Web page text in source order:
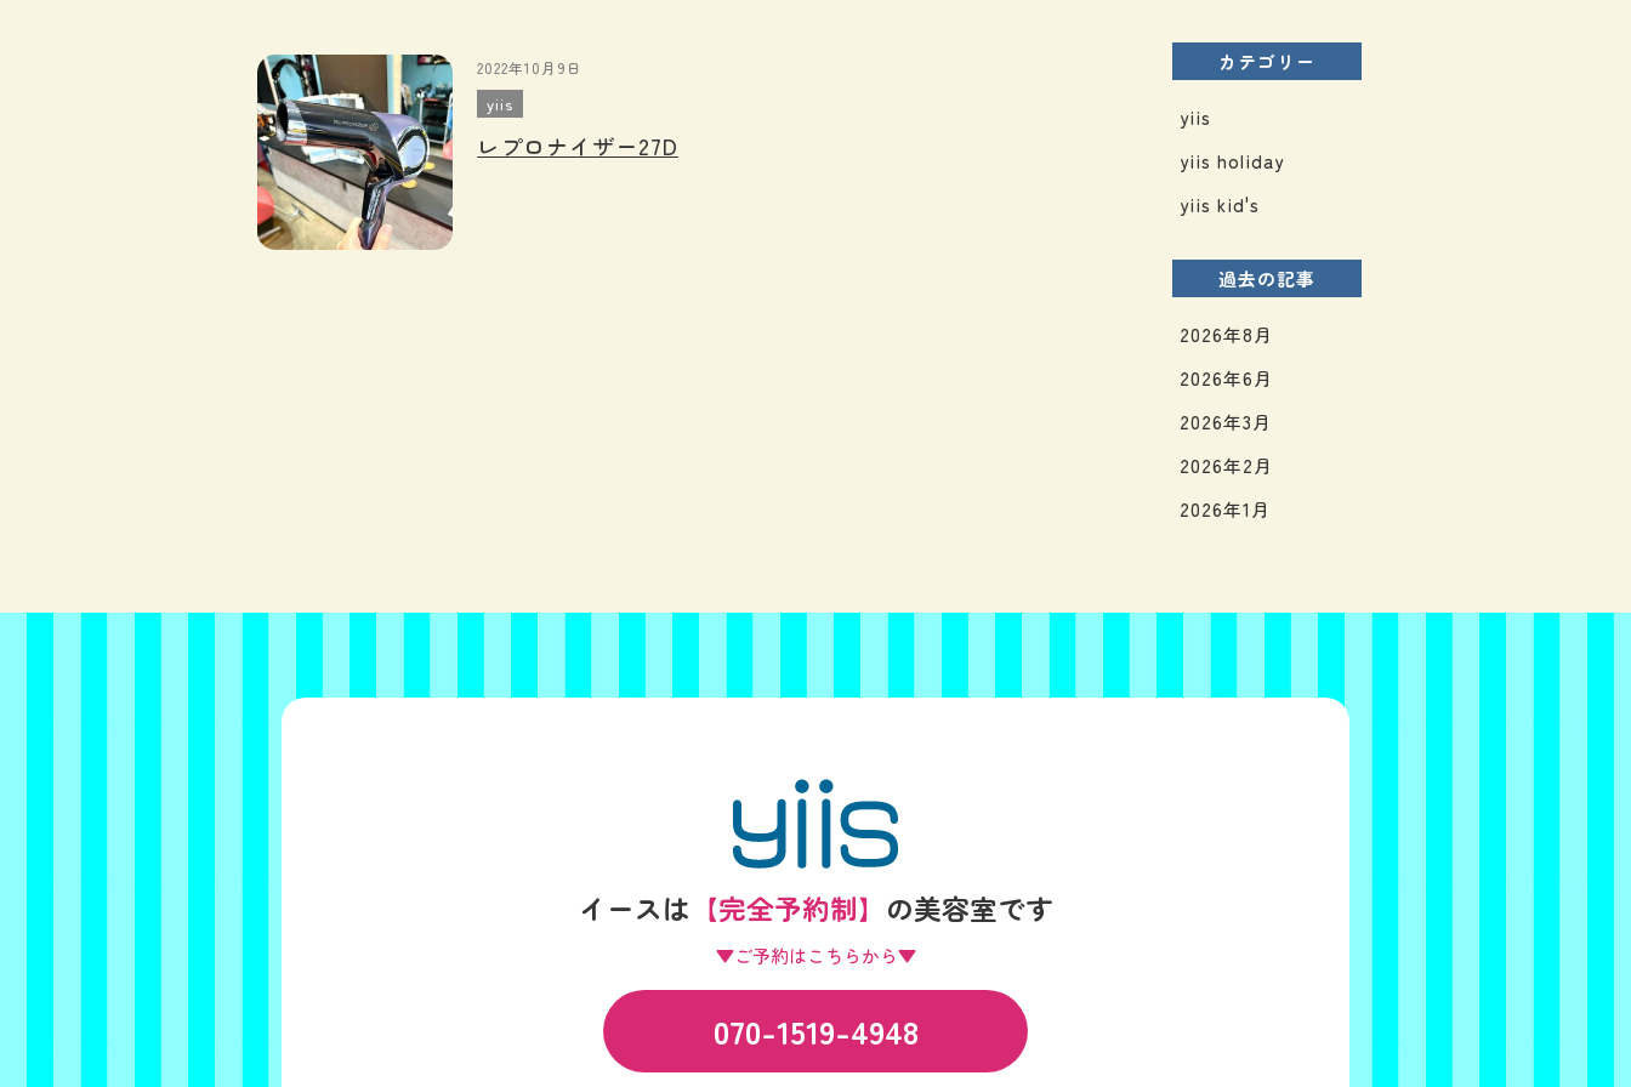
2022年10月9日
yiis
レプロナイザー27D
カテゴリー
yiis
yiis holiday
yiis kid's
過去の記事
2026年8月
2026年6月
2026年3月
2026年2月
2026年1月
イースは 【完全予約制】 の美容室です
▼ご予約はこちらから▼
070-1519-4948